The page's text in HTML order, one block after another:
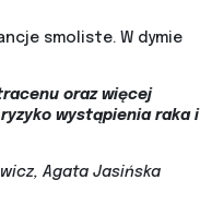
smoliste. W dymie
oraz więcej
wystąpienia raka i
Agata Jasińska